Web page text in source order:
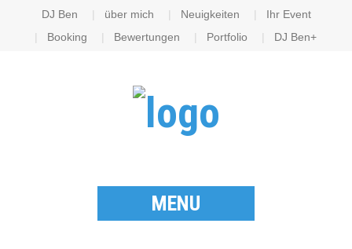
DJ Ben über mich Neuigkeiten
Ihr Event
Booking
Bewertungen Portfolio DJ Ben+
MENU